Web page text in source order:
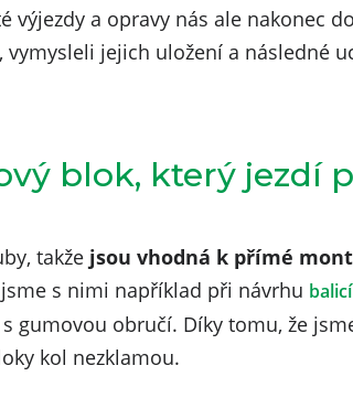
a opravy nás ale nakonec
jejich uložení a následné
blok, který jezdí
takže jsou vhodná k přímé
s nimi například při návrhu
gumovou obručí. Díky tomu, že
kol nezklamou.